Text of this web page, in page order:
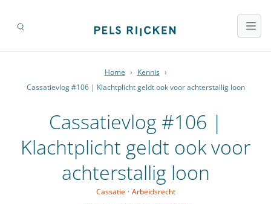
Home › Kennis ›
Cassatievlog #106 | Klachtplicht geldt ook voor achterstallig loon
Cassatievlog #106 |
Klachtplicht geldt ook voor
achterstallig loon
Cassatie · Arbeidsrecht